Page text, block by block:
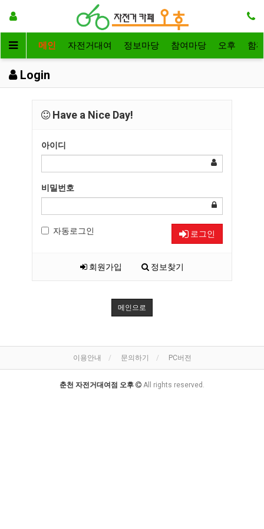
메인 자전거대여 정보마당 참여마당 오후 함
Login
Have a Nice Day!
아이디
비밀번호
자동로그인 로그인
회원가입 정보찾기
메인으로
이용안내 문의하기 PC버전
춘천 자전거대여점 오후 All rights reserved.